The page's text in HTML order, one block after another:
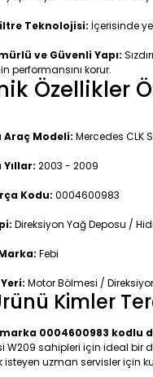
Teknolojisi: İçerisinde
ve Güvenli Yapı:
performansını korur.
Özellikler
Araç Modeli: Mercedes CLK
2003 - 2009
Kodu: 0004600983
Direksiyon Yağ Deposu /
Febi
Motor Bölmesi /
Kimler
0004600983 kodlu
W209 sahipleri için ideal bir
isteyen uzman servisler için